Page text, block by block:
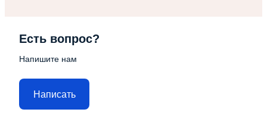
Есть вопрос?
Напишите нам
Написать